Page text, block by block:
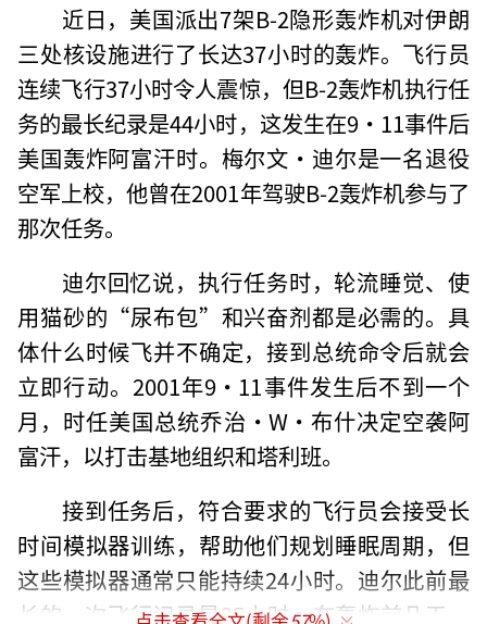
近日，美国派出7架B-2隐形轰炸机对伊朗
三处核设施进行了长达37小时的轰炸。飞行员
连续飞行37小时令人震惊，但B-2轰炸机执行任
务的最长纪录是44小时，这发生在9·11事件后
美国轰炸阿富汗时。梅尔文·迪尔是一名退役
空军上校，他曾在2001年驾驶B-2轰炸机参与了
那次任务。
迪尔回忆说，执行任务时，轮流睡觉、使
用猫砂的“尿布包”和兴奋剂都是必需的。具
体什么时候飞并不确定，接到总统命令后就会
立即行动。2001年9·11事件发生后不到一个
月，时任美国总统乔治·W·布什决定空袭阿
富汗，以打击基地组织和塔利班。
接到任务后，符合要求的飞行员会接受长
时间模拟器训练，帮助他们规划睡眠周期，但
这些模拟器通常只能持续24小时。迪尔此前最
长的一次飞行记录是25小时。在轰炸前几天，